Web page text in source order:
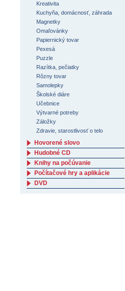
Kreativita
Kuchyňa, domácnosť, záhrada
Magnetky
Omaľovánky
Papiernický tovar
Pexesá
Puzzle
Razítka, pečiatky
Rôzny tovar
Samolepky
Školské diáre
Učebnice
Výtvarné potreby
Záložky
Zdravie, starostlivosť o telo
Hovorené slovo
Hudobné CD
Knihy na počúvanie
Počítačové hry a aplikácie
DVD